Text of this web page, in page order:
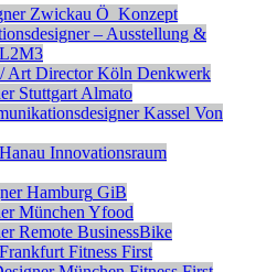
Zwickau Ö_Konzept
– Ausstellung &
L2M3
Art Director Köln Denkwerk
Stuttgart Almato
Kassel Von
Hanau Innovationsraum
Hamburg GiB
München Yfood
Remote BusinessBike
Frankfurt Fitness First